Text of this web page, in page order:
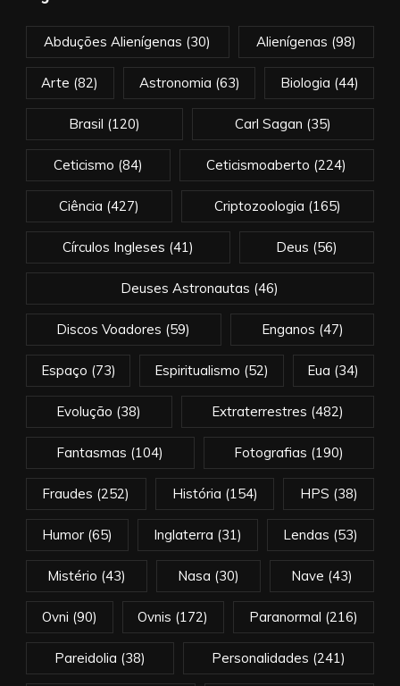
Abduções Alienígenas (30) Alienígenas (98)
Arte (82) Astronomia (63) Biologia (44)
Brasil (120) Carl Sagan (35)
Ceticismo (84) Ceticismoaberto (224)
Ciência (427) Criptozoologia (165)
Círculos Ingleses (41) Deus (56)
Deuses Astronautas (46)
Discos Voadores (59) Enganos (47)
Espaço (73) Espiritualismo (52) Eua (34)
Evolução (38) Extraterrestres (482)
Fantasmas (104) Fotografias (190)
Fraudes (252) História (154) HPS (38)
Humor(65) Inglaterra (31) Lendas (53)
Mistério (43) Nasa (30) Nave (43)
Ovni (90) Ovnis (172) Paranormal (216)
Pareidolia (38) Personalidades (241)